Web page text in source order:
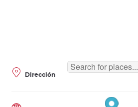
Dirección